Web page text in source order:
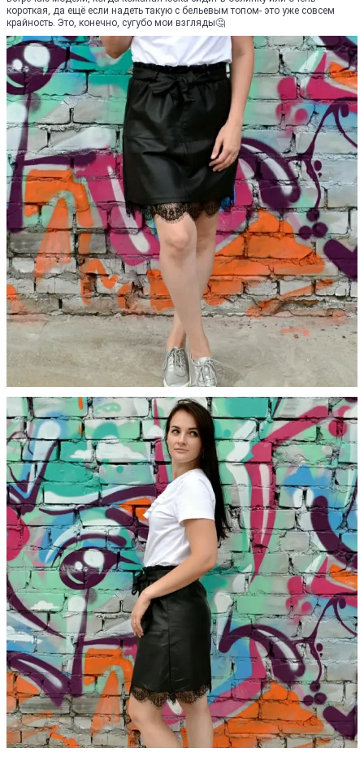
короткая, да ещё если надеть такую с бельевым топом- это уже совсем
крайность. Это, конечно, сугубо мои взгляды🤔